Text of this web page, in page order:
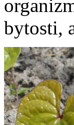
bytosti,